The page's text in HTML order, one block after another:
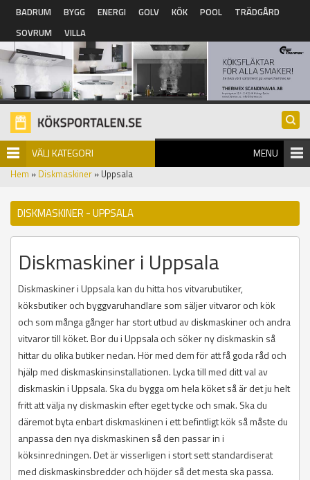
Hoppa till huvudinnehåll
BADRUM BYGG ENERGI GOLV KÖK POOL
TRÄDGÅRD
SOVRUM
VILLA
VÄLJ KATEGORI MENU
Hem » Diskmaskiner » Uppsala
DISKMASKINER - UPPSALA
Diskmaskiner i Uppsala
Diskmaskiner i Uppsala kan du hitta hos vitvarubutiker,
köksbutiker och byggvaruhandlare som säljer vitvaror och kök
och som många gånger har stort utbud av diskmaskiner och andra
vitvaror till köket. Bor du i Uppsala och söker ny diskmaskin så
hittar du olika butiker nedan. Hör med dem för att få goda råd och
hjälp med diskmaskinsinstallationen. Lycka till med ditt val av
diskmaskin i Uppsala. Ska du bygga om hela köket så är det ju helt
fritt att välja ny diskmaskin efter eget tycke och smak. Ska du
däremot byta enbart diskmaskinen i ett befintligt kök så måste du
anpassa den nya diskmaskinen så den passar in i
köksinredningen. Det är visserligen i stort sett standardiserat
med diskmaskinsbredder och höjder så det mesta ska passa.